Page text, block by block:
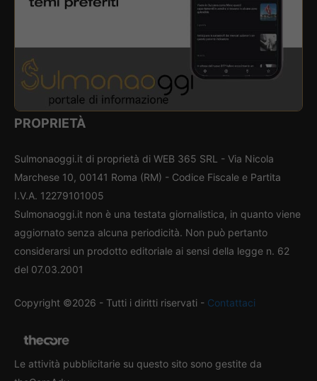
PROPRIETÀ
Sulmonaoggi.it di proprietà di WEB 365 SRL - Via Nicola
Marchese 10, 00141 Roma (RM) - Codice Fiscale e Partita
I.V.A. 12279101005
Sulmonaoggi.it non è una testata giornalistica, in quanto viene
aggiornato senza alcuna periodicità. Non può pertanto
considerarsi un prodotto editoriale ai sensi della legge n. 62
del 07.03.2001
Copyright ©2026 - Tutti i diritti riservati - Contattaci
Le attività pubblicitarie su questo sito sono gestite da